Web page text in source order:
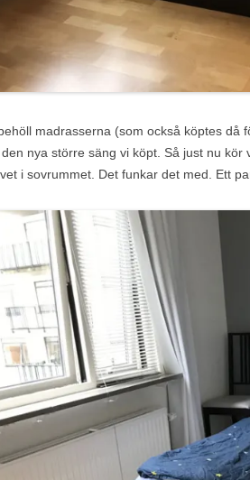
madrasserna (som också köptes då
nya större säng vi köpt. Så just nu
i sovrummet. Det funkar det med. Ett